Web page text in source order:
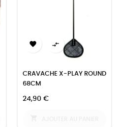
 
CRAVACHE X-PLAY ROUND
68CM
24,90 €